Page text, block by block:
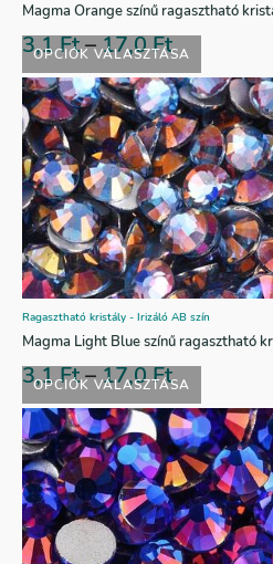
OPCIÓK VÁLASZTÁSA
Magma Orange színű ragasztható
3,1Ft–17,0Ft
OPCIÓK VÁLASZTÁSA
Ragasztható kristály - Irizáló AB szín
Magma Light Blue színű ragasztható
3,1Ft–17,0Ft